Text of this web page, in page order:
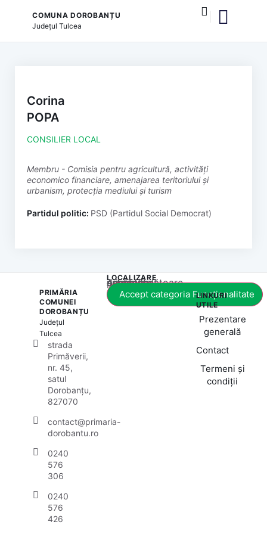
COMUNA DOROBANȚU
JudețulTulcea
Corina
POPA
CONSILIER LOCAL
membru - Comisia pentru agricultură, activități
economico financiare, amenajarea teritoriului și
urbanism, protecția mediului și turism
Partidul politic: PSD (Partidul Social Democrat)
PRIMĂRIA
COMUNEI
DOROBANȚU
Județul
Tulcea
strada
Primăverii,
nr. 45,
satul
Dorobanțu,
827070
contact@primaria-
dorobantu.ro
0240
576
306
0240
576
426
LOCALIZARE
Acest conținut este blocat până când acceptați categoria corespunzătoare de cookie-uri.
Accept categoria Funcționalitate
LINKURI
UTILE
Prezentare
generală
Contact
Termeni și
condiții